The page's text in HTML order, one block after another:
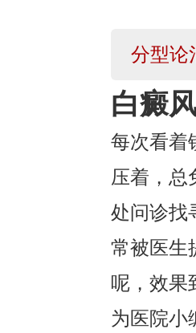
分型论
白癜
每次看着
压着，总
处问诊找
常被医生
呢，效果
为医院小